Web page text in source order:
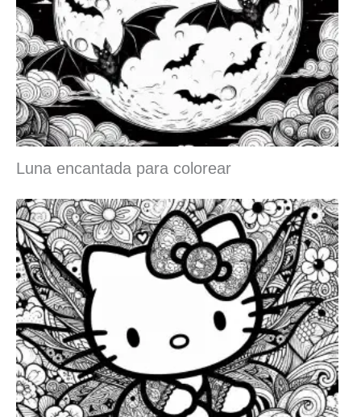
Luna encantada para colorear